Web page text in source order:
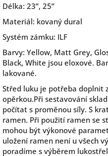
Délka: 23”, 25”
Materiál: kovaný dural
Systém zámku: ILF
Barvy: Yellow, Matt Grey,
Black, White jsou eloxové.
lakované.
Střed luku je potřeba doplnit
opěrkou.Při sestavování
počítat s proměnou síly. S
ramen. Při použití ramen se
mohou být výkonové
uložení ramen není u všech
poradíme s výběrem